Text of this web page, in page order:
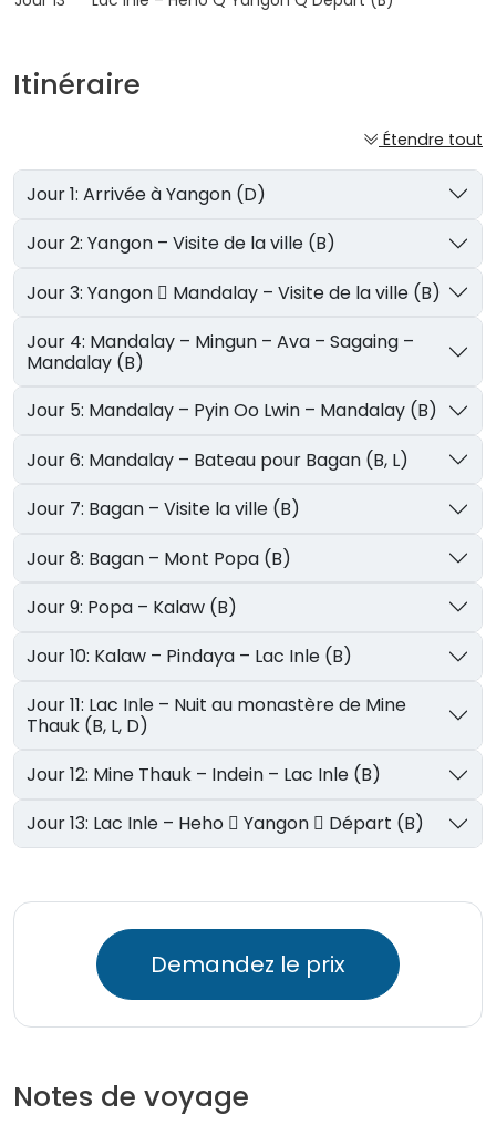
Itinéraire
Étendre tout
Jour 1: Arrivée à Yangon (D)
Jour 2: Yangon – Visite de la ville (B)
Jour 3: Yangon  Mandalay – Visite de la ville (B)
Jour 4: Mandalay – Mingun – Ava – Sagaing –
Mandalay (B)
Jour 5: Mandalay – Pyin Oo Lwin – Mandalay (B)
Jour 6: Mandalay – Bateau pour Bagan (B, L)
Jour 7: Bagan – Visite la ville (B)
Jour 8: Bagan – Mont Popa (B)
Jour 9: Popa – Kalaw (B)
Jour 10: Kalaw – Pindaya – Lac Inle (B)
Jour 11: Lac Inle – Nuit au monastère de Mine
Thauk (B, L, D)
Jour 12: Mine Thauk – Indein – Lac Inle (B)
Jour 13: Lac Inle – Heho  Yangon  Départ (B)
Demandez le prix
Notes de voyage